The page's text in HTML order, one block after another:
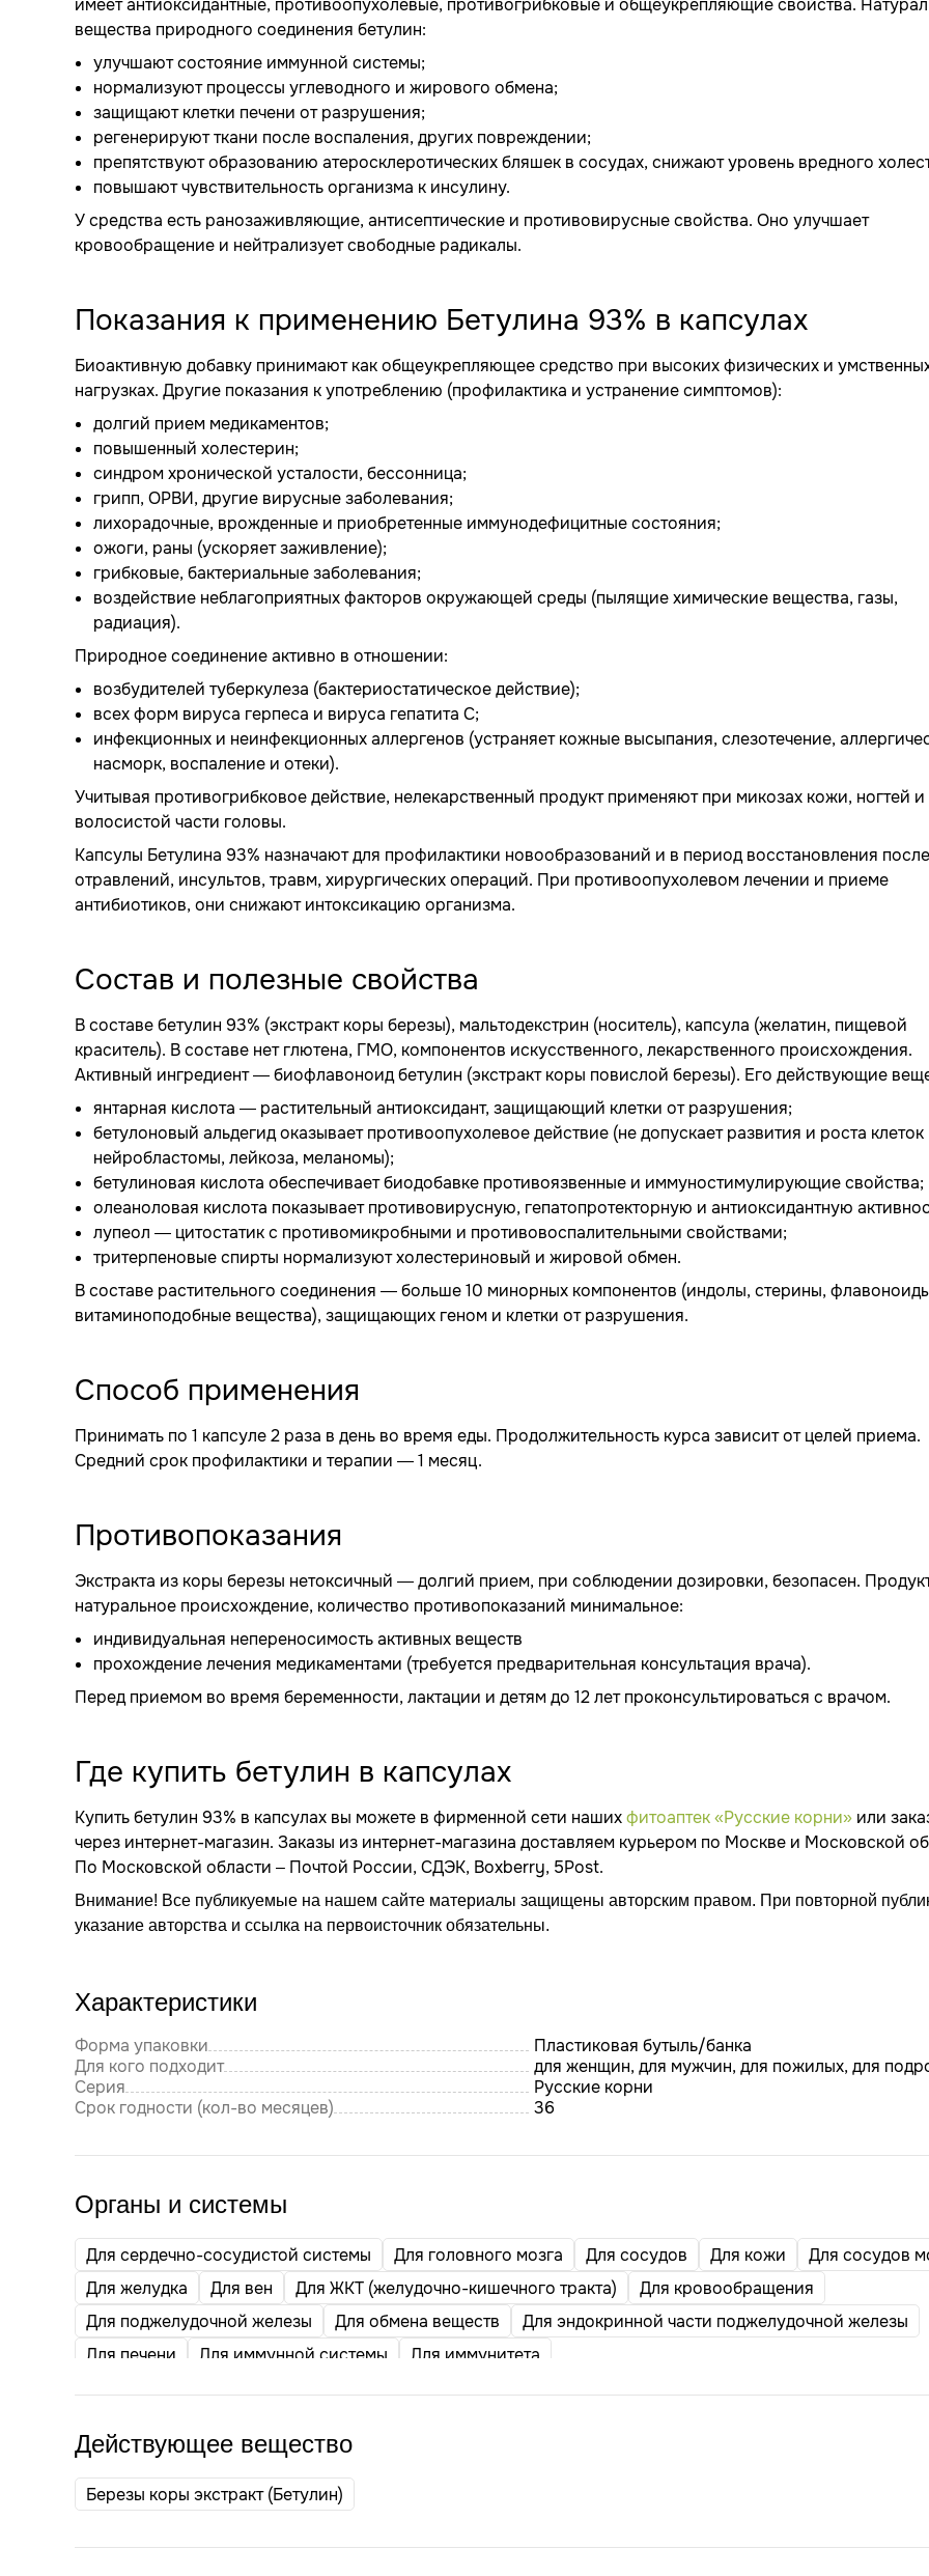
имеет антиоксидантные, противоопухолевые, противогрибковые и общеукрепляющие свойства.
вещества природного соединения бетулин:
улучшают состояние иммунной системы;
нормализуют процессы углеводного и жирового обмена;
защищают клетки печени от разрушения;
регенерируют ткани после воспаления, других повреждении;
препятствуют образованию атеросклеротических бляшек в сосудах, снижают уровень вредного
повышают чувствительность организма к инсулину.
У средства есть ранозаживляющие, антисептические и противовирусные свойства. Оно улучшает
кровообращение и нейтрализует свободные радикалы.
Показания к применению Бетулина 93% в капсулах
Биоактивную добавку принимают как общеукрепляющее средство при высоких физических и
нагрузках. Другие показания к употреблению (профилактика и устранение симптомов):
долгий прием медикаментов;
повышенный холестерин;
синдром хронической усталости, бессонница;
грипп, ОРВИ, другие вирусные заболевания;
лихорадочные, врожденные и приобретенные иммунодефицитные состояния;
ожоги, раны (ускоряет заживление);
грибковые, бактериальные заболевания;
воздействие неблагоприятных факторов окружающей среды (пылящие химические вещества, газы,
радиация).
Природное соединение активно в отношении:
возбудителей туберкулеза (бактериостатическое действие);
всех форм вируса герпеса и вируса гепатита С;
инфекционных и неинфекционных аллергенов (устраняет кожные высыпания, слезотечение,
насморк, воспаление и отеки).
Учитывая противогрибковое действие, нелекарственный продукт применяют при микозах кожи, ногтей и
волосистой части головы.
Капсулы Бетулина 93% назначают для профилактики новообразований и в период восстановления после
отравлений, инсультов, травм, хирургических операций. При противоопухолевом лечении и приеме
антибиотиков, они снижают интоксикацию организма.
Состав и полезные свойства
В составе бетулин 93% (экстракт коры березы), мальтодекстрин (носитель), капсула (желатин, пищевой
краситель). В составе нет глютена, ГМО, компонентов искусственного, лекарственного происхождения.
Активный ингредиент — биофлавоноид бетулин (экстракт коры повислой березы). Его действующие
янтарная кислота — растительный антиоксидант, защищающий клетки от разрушения;
бетулоновый альдегид оказывает противоопухолевое действие (не допускает развития и роста клеток
нейробластомы, лейкоза, меланомы);
бетулиновая кислота обеспечивает биодобавке противоязвенные и иммуностимулирующие свойства;
олеаноловая кислота показывает противовирусную, гепатопротекторную и антиоксидантную
лупеол — цитостатик с противомикробными и противовоспалительными свойствами;
тритерпеновые спирты нормализуют холестериновый и жировой обмен.
В составе растительного соединения — больше 10 минорных компонентов (индолы, стерины,
витаминоподобные вещества), защищающих геном и клетки от разрушения.
Способ применения
Принимать по 1 капсуле 2 раза в день во время еды. Продолжительность курса зависит от целей приема.
Средний срок профилактики и терапии — 1 месяц.
Противопоказания
Экстракта из коры березы нетоксичный — долгий прием, при соблюдении дозировки, безопасен.
натуральное происхождение, количество противопоказаний минимальное:
индивидуальная непереносимость активных веществ
прохождение лечения медикаментами (требуется предварительная консультация врача).
Перед приемом во время беременности, лактации и детям до 12 лет проконсультироваться с врачом.
Где купить бетулин в капсулах
Купить бетулин 93% в капсулах вы можете в фирменной сети нашихфитоаптек «Русские корни» или
через интернет-магазин. Заказы из интернет-магазина доставляем курьером по Москве и Московской
По Московской области – Почтой России, СДЭК, Boxberry, 5Post.
Внимание! Все публикуемые на нашем сайте материалы защищены авторским правом. При повторной
указание авторства и ссылка на первоисточник обязательны.
Характеристики
Форма упаковки
Пластиковая бутыль/банка
Для кого подходит
для женщин, для мужчин, для пожилых, для
Серия
Русские корни
Срок годности (кол-во месяцев)
36
Органы и системы
Для сердечно-сосудистой системы Для головного мозга Для сосудов Для кожи
Для сосудов
Для желудка
Для вен Для ЖКТ (желудочно-кишечного тракта)
Для кровообращения
Для поджелудочной железы
Для обмена веществ
Для эндокринной части поджелудочной железы
Для печени
Для иммунной системы Для иммунитета
Действующее вещество
Березы коры экстракт (Бетулин)